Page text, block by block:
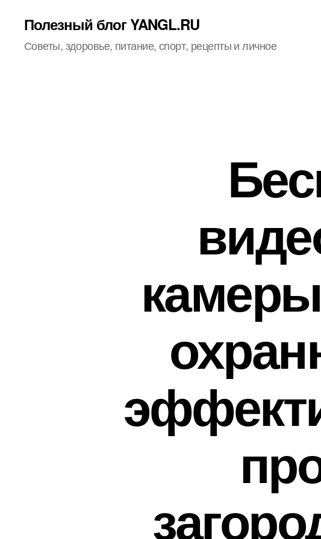
Полезный блог YANGL.RU
Советы, здоровье, питание, спорт, рецепты и личное